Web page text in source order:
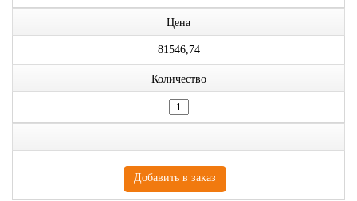
Цена
81546,74
Количество